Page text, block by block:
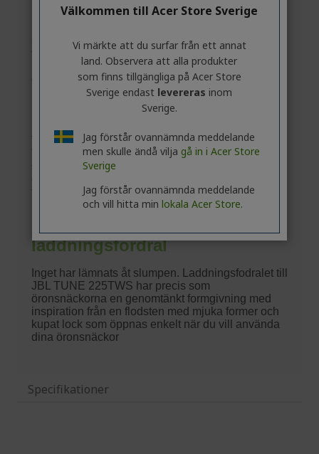
Specifikationer
Välkommen till Acer Store Sverige
Vi märkte att du surfar från ett annat
land. Observera att alla produkter
som finns tillgängliga på Acer Store
Sverige endast levereras inom
Sverige.
Jag förstår ovannämnda meddelande
men skulle ändå vilja gå in i Acer Store
Sverige
Jag förstår ovannämnda meddelande
och vill hitta min lokala Acer Store.